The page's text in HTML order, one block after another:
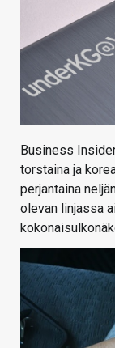
Business
torstaina ja
perjantaina
olevan linjassa